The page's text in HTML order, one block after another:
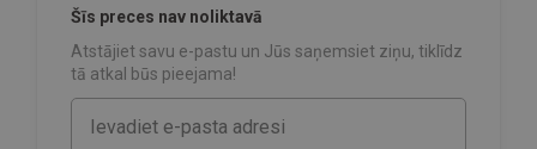
Šīs preces nav noliktavā
Atstājiet savu e-pastu un Jūs saņemsiet ziņu, tiklīdz
tā atkal būs pieejama!